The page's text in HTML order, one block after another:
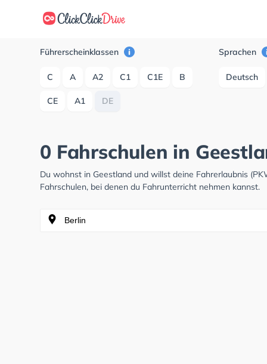
Führerscheinklassen
C A A2 C1 C1E B
CE A1 DE
Sprachen
Deutsch
0 Fahrschulen in
Du wohnst in Geestland und willst deine Fahrerlaubnis
Fahrschulen, bei denen du Fahrunterricht nehmen kannst.